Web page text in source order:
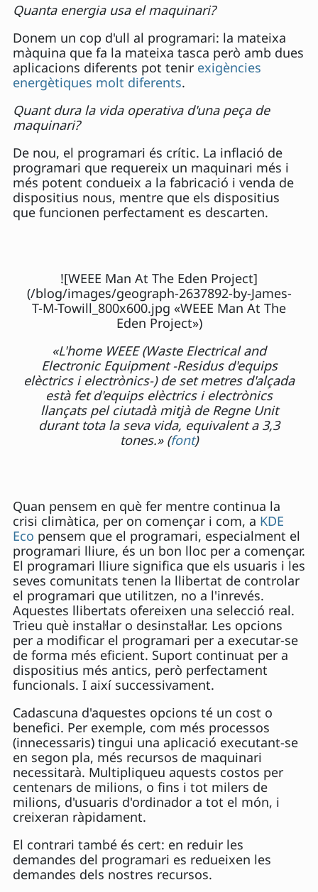
Quanta energia usa el maquinari?
Donem un cop d'ull al programari: la mateixa
màquina que fa la mateixa tasca però amb dues
aplicacions diferents pot tenir exigències
energètiques molt diferents.
Quant dura la vida operativa d'una peça de
maquinari?
De nou, el programari és crític. La inflació de
programari que requereix un maquinari més i
més potent condueix a la fabricació i venda de
dispositius nous, mentre que els dispositius
que funcionen perfectament es descarten.
![WEEE Man At The Eden Project]
(/blog/images/geograph-2637892-by-James-
T-M-Towill_800x600.jpg «WEEE Man At The
Eden Project»)
«L'home WEEE (Waste Electrical and
Electronic Equipment -Residus d'equips
elèctrics i electrònics-) de set metres d'alçada
està fet d'equips elèctrics i electrònics
llançats pel ciutadà mitjà de Regne Unit
durant tota la seva vida, equivalent a 3,3
tones.» (font)
Quan pensem en què fer mentre continua la
crisi climàtica, per on començar i com, a KDE
Eco pensem que el programari, especialment el
programari lliure, és un bon lloc per a començar.
El programari lliure significa que els usuaris i les
seves comunitats tenen la llibertat de controlar
el programari que utilitzen, no a l'inrevés.
Aquestes llibertats ofereixen una selecció real.
Trieu què instal·lar o desinstal·lar. Les opcions
per a modificar el programari per a executar-se
de forma més eficient. Suport continuat per a
dispositius més antics, però perfectament
funcionals. I així successivament.
Cadascuna d'aquestes opcions té un cost o
benefici. Per exemple, com més processos
(innecessaris) tingui una aplicació executant-se
en segon pla, més recursos de maquinari
necessitarà. Multipliqueu aquests costos per
centenars de milions, o fins i tot milers de
milions, d'usuaris d'ordinador a tot el món, i
creixeran ràpidament.
El contrari també és cert: en reduir les
demandes del programari es redueixen les
demandes dels nostres recursos.